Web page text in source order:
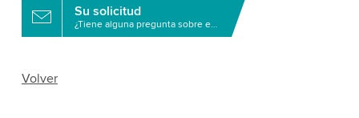
Su solicitud
¿Tiene alguna pregunta sobre este producto?
Volver